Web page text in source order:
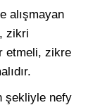
alışmayan
zikri
etmeli, zikre
şekliyle nefy